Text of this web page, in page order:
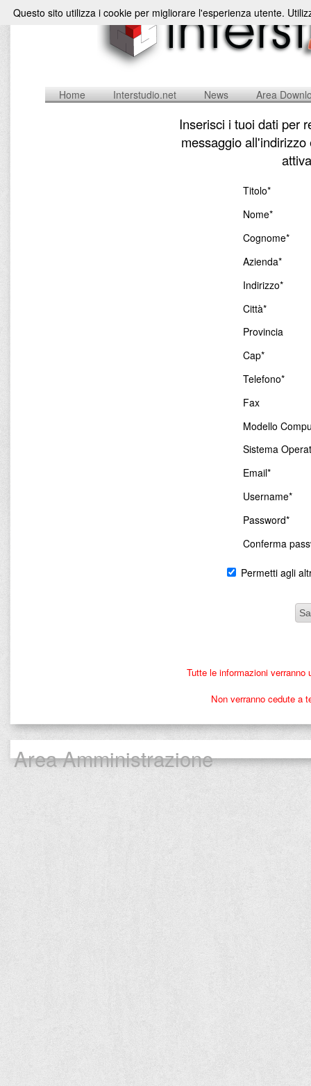
Home Interstudio.net News Area
Inserisci i tuoi dati per
messaggio
Titolo*
Nome*
Cognome*
Azienda*
Indirizzo*
Città*
Provincia
Cap*
Telefono*
Fax
Modello
Sistema
Email*
Username*
Password*
Conferma
Permetti agli
Tutte le informazioni
Non verranno cedute a
Area Amministrazione
Questo sito utilizza i cookie per migliorare l'esperienza utente.